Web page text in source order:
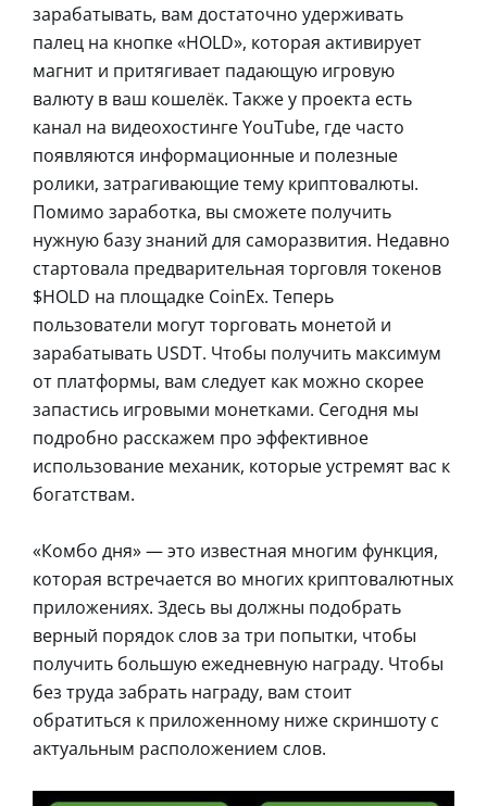
зарабатывать, вам достаточно удерживать
палец на кнопке «HOLD», которая активирует
магнит и притягивает падающую игровую
валюту в ваш кошелёк. Также у проекта есть
канал на видеохостинге YouTube, где часто
появляются информационные и полезные
ролики, затрагивающие тему криптовалюты.
Помимо заработка, вы сможете получить
нужную базу знаний для саморазвития. Недавно
стартовала предварительная торговля токенов
$HOLD на площадке CoinEx. Теперь
пользователи могут торговать монетой и
зарабатывать USDT. Чтобы получить максимум
от платформы, вам следует как можно скорее
запастись игровыми монетками. Сегодня мы
подробно расскажем про эффективное
использование механик, которые устремят вас к
богатствам.
«Комбо дня» — это известная многим функция,
которая встречается во многих криптовалютных
приложениях. Здесь вы должны подобрать
верный порядок слов за три попытки, чтобы
получить большую ежедневную награду. Чтобы
без труда забрать награду, вам стоит
обратиться к приложенному ниже скриншоту с
актуальным расположением слов.